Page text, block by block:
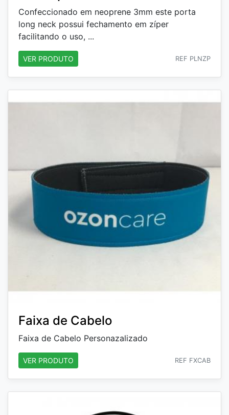
Confeccionado em neoprene 3mm este porta
long neck possui fechamento em zíper
facilitando o uso, ...
VER PRODUTO REF PLNZP
Faixa de Cabelo
Faixa de Cabelo Personazalizado
VER PRODUTO REF FXCAB